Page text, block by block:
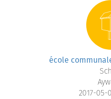
école
2017-05-